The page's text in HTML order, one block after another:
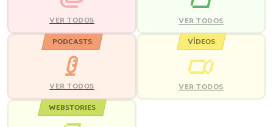
VER TODOS VER TODOS
PODCASTS
VER TODOS
VÍDEOS
VER TODOS
WEBSTORIES